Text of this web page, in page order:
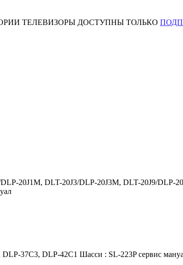
ТЕЛЕВИЗОРЫ ДОСТУПНЫ ТОЛЬКО
20J1M, DLT-20J3/DLP-20J3M, DLT-20J9/
37C3, DLP-42C1 Шасси : SL-223P сервис